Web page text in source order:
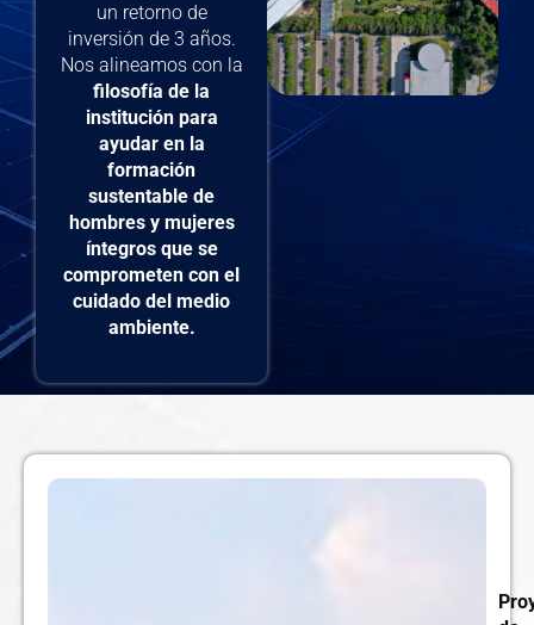
un retorno de
inversión de 3 años.
Nos alineamos con la
filosofía de la
institución para
ayudar en la
formación
sustentable de
hombres y mujeres
íntegros que se
comprometen con el
cuidado del medio
ambiente.